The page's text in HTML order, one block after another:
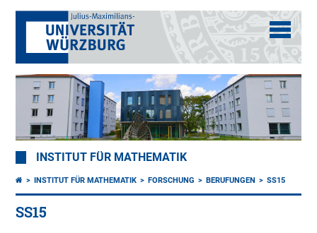
INSTITUT FÜR MATHEMATIK
INSTITUT FÜR MATHEMATIK FORSCHUNG BERUFUNGEN SS15
SS15